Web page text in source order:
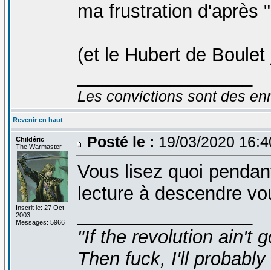
ma frustration d'après
(et le Hubert de Boulet
Les convictions sont des
Revenir en haut
Childéric
The Warmaster
Inscrit le: 27 Oct
2003
Messages: 5966
Posté le : 19/03/2020
Vous lisez quoi
lecture à descendre
"If the revolution ain't
Then fuck, I'll